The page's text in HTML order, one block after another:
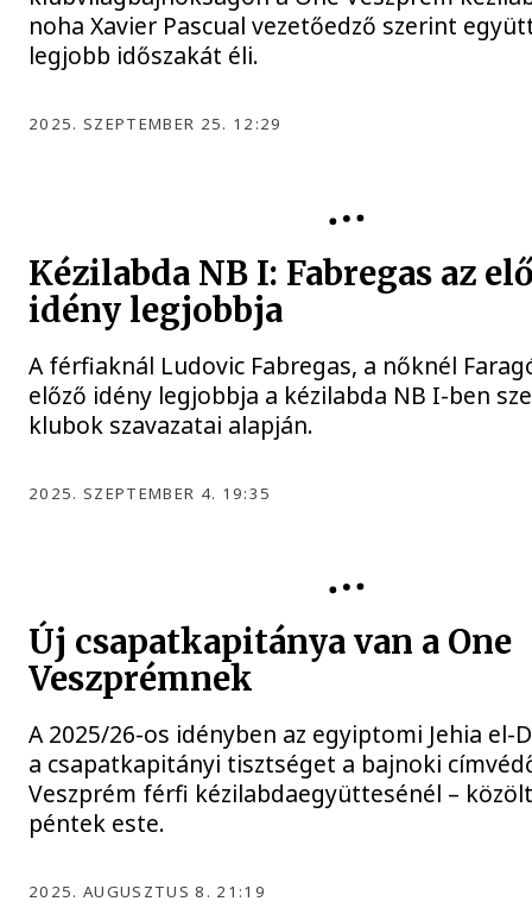
noha Xavier Pascual vezetőedző szerint
legjobb időszakát éli.
2025. SZEPTEMBER 25. 12:29
Kézilabda NB I: Fabregas az
idény legjobbja
A férfiaknál Ludovic Fabregas, a nőknél
előző idény legjobbja a kézilabda NB I-ben
klubok szavazatai alapján.
2025. SZEPTEMBER 4. 19:35
Új csapatkapitánya van a One
Veszprémnek
A 2025/26-os idényben az egyiptomi Jehia el-
a csapatkapitányi tisztséget a bajnoki
Veszprém férfi kézilabdaegyüttesénél –
péntek este.
2025. AUGUSZTUS 8. 21:19